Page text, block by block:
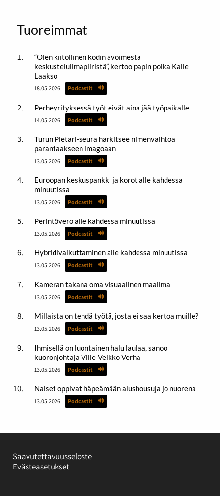
Tuoreimmat
“Olen kiitollinen kodin avoimesta
keskusteluilmapiiristä”, kertoo papin poika Kalle
Laakso
18.05.2026 Podcastit
Perheyrityksessä työt eivät aina jää työpaikalle
14.05.2026 Podcastit
Turun Pietari-seura harkitsee nimenvaihtoa
parantaakseen imagoaan
13.05.2026 Podcastit
Euroopan keskuspankki ja korot alle kahdessa
minuutissa
13.05.2026 Podcastit
Perintövero alle kahdessa minuutissa
13.05.2026 Podcastit
Hybridivaikuttaminen alle kahdessa minuutissa
13.05.2026 Podcastit
Kameran takana oma visuaalinen maailma
13.05.2026 Podcastit
Millaista on tehdä työtä, josta ei saa kertoa muille?
13.05.2026 Podcastit
Ihmisellä on luontainen halu laulaa, sanoo
kuoronjohtaja Ville-Veikko Verha
13.05.2026 Podcastit
Naiset oppivat häpeämään alushousuja jo nuorena
13.05.2026 Podcastit
Saavutettavuusseloste
Evästeasetukset